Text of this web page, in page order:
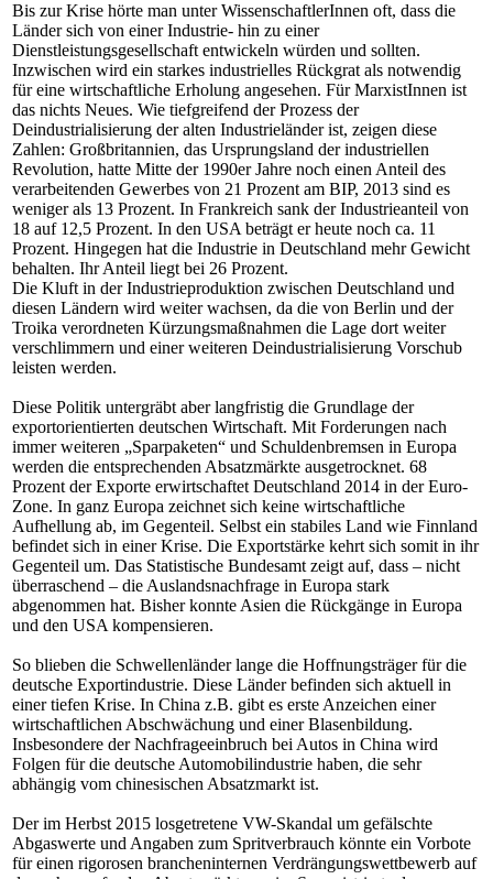
Bis zur Krise hörte man unter WissenschaftlerInnen oft, dass die
Länder sich von einer Industrie- hin zu einer
Dienstleistungsgesellschaft entwickeln würden und sollten.
Inzwischen wird ein starkes industrielles Rückgrat als notwendig
für eine wirtschaftliche Erholung angesehen. Für MarxistInnen ist
das nichts Neues. Wie tiefgreifend der Prozess der
Deindustrialisierung der alten Industrieländer ist, zeigen diese
Zahlen: Großbritannien, das Ursprungsland der industriellen
Revolution, hatte Mitte der 1990er Jahre noch einen Anteil des
verarbeitenden Gewerbes von 21 Prozent am BIP, 2013 sind es
weniger als 13 Prozent. In Frankreich sank der Industrieanteil von
18 auf 12,5 Prozent. In den USA beträgt er heute noch ca. 11
Prozent. Hingegen hat die Industrie in Deutschland mehr Gewicht
behalten. Ihr Anteil liegt bei 26 Prozent.
Die Kluft in der Industrieproduktion zwischen Deutschland und
diesen Ländern wird weiter wachsen, da die von Berlin und der
Troika verordneten Kürzungsmaßnahmen die Lage dort weiter
verschlimmern und einer weiteren Deindustrialisierung Vorschub
leisten werden.
Diese Politik untergräbt aber langfristig die Grundlage der
exportorientierten deutschen Wirtschaft. Mit Forderungen nach
immer weiteren „Sparpaketen“ und Schuldenbremsen in Europa
werden die entsprechenden Absatzmärkte ausgetrocknet. 68
Prozent der Exporte erwirtschaftet Deutschland 2014 in der Euro-
Zone. In ganz Europa zeichnet sich keine wirtschaftliche
Aufhellung ab, im Gegenteil. Selbst ein stabiles Land wie Finnland
befindet sich in einer Krise. Die Exportstärke kehrt sich somit in ihr
Gegenteil um. Das Statistische Bundesamt zeigt auf, dass – nicht
überraschend – die Auslandsnachfrage in Europa stark
abgenommen hat. Bisher konnte Asien die Rückgänge in Europa
und den USA kompensieren.
So blieben die Schwellenländer lange die Hoffnungsträger für die
deutsche Exportindustrie. Diese Länder befinden sich aktuell in
einer tiefen Krise. In China z.B. gibt es erste Anzeichen einer
wirtschaftlichen Abschwächung und einer Blasenbildung.
Insbesondere der Nachfrageeinbruch bei Autos in China wird
Folgen für die deutsche Automobilindustrie haben, die sehr
abhängig vom chinesischen Absatzmarkt ist.
Der im Herbst 2015 losgetretene VW-Skandal um gefälschte
Abgaswerte und Angaben zum Spritverbrauch könnte ein Vorbote
für einen rigorosen brancheninternen Verdrängungswettbewerb auf